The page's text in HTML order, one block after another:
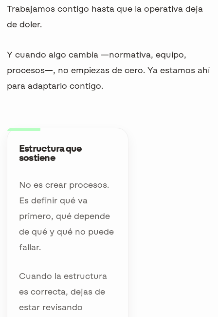
Trabajamos contigo hasta que la operativa deja
de doler.
Y cuando algo cambia —normativa, equipo,
procesos—, no empiezas de cero. Ya estamos ahí
para adaptarlo contigo.
Estructura que
sostiene
No es crear procesos.
Es definir qué va
primero, qué depende
de qué y qué no puede
fallar.
Cuando la estructura
es correcta, dejas de
estar revisando